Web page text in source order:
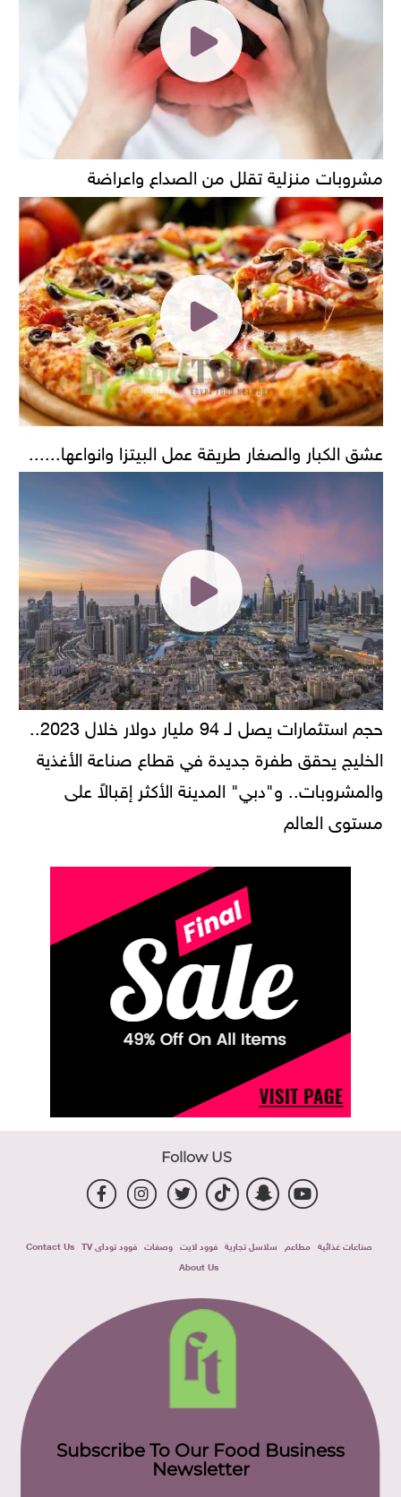
مشروبات منزلية تقلل من الصداع واعراضة
عشق الكبار والصغار طريقة عمل البيتزا وانواعها......
حجم استثمارات يصل لـ 94 مليار دولار خلال 2023..
الخليج يحقق طفرة جديدة في قطاع صناعة الأغذية
والمشروبات.. و"دبي" المدينة الأكثر إقبالاً على
مستوى العالم
Follow US
صناعات غذائية مطاعم سلاسل تجارية فوود لايت وصفات فوود توداى TV
Contact Us
About Us
Subscribe To Our Food Business
Newsletter